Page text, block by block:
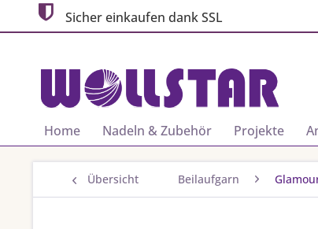
Sicher einkaufen dank SSL
Home Nadeln & Zubehör Projekte
Übersicht Beilaufgarn